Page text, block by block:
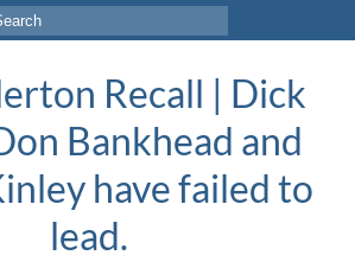
Recall | Dick
Bankhead and
have failed to
lead.